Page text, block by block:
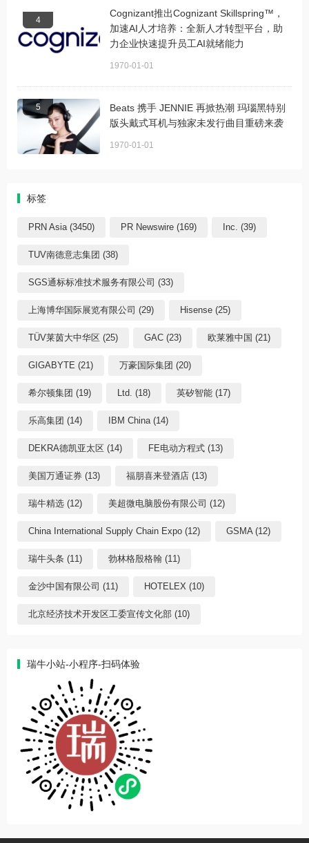
4
Cognizant推出Cognizant Skillspring™，
加速AI人才培养：全新人才转型平台，助
力企业快速提升员工AI就绪能力
1970-01-01
5
Beats 携手 JENNIE 再掀热潮 玛瑙黑特别
版头戴式耳机与独家未发行曲目重磅来袭
1970-01-01
标签
PRN Asia (3450) PR Newswire (169) Inc. (39)
TUV南德意志集团 (38)
SGS通标标准技术服务有限公司 (33)
上海博华国际展览有限公司 (29) Hisense (25)
TÜV莱茵大中华区 (25) GAC (23) 欧莱雅中国 (21)
GIGABYTE (21) 万豪国际集团 (20)
希尔顿集团 (19) Ltd. (18) 英矽智能 (17)
乐高集团 (14) IBM China (14)
DEKRA德凯亚太区 (14) FE电动方程式 (13)
美国万通证券 (13) 福朋喜来登酒店 (13)
瑞牛精选 (12) 美超微电脑股份有限公司 (12)
China International Supply Chain Expo (12) GSMA (12)
瑞牛头条 (11) 勃林格殷格翰 (11)
金沙中国有限公司 (11) HOTELEX (10)
北京经济技术开发区工委宣传文化部 (10)
瑞牛小站-小程序-扫码体验